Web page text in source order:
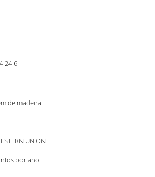
24-6
de madeira
UNION
por ano